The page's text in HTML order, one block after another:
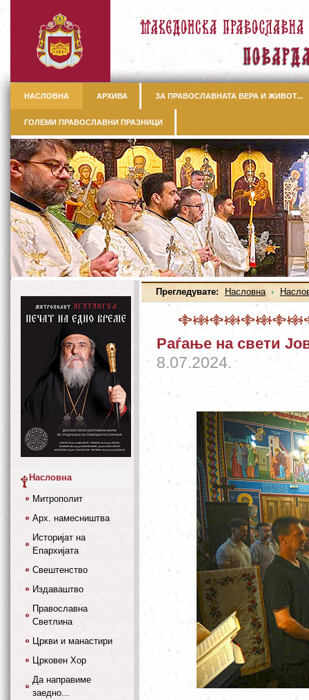
НАСЛОВНА АРХИВА ЗА ПРАВОСЛАВНАТА ВЕРА И ЖИВОТ...
ГОЛЕМИ ПРАВОСЛАВНИ ПРАЗНИЦИ
Прегледувате: Насловна
Раѓање на свети
8.07.2024.
Насловна
Митрополит
Арх. намесништва
Историјат на
Епархијата
Свештенство
Издаваштво
Православна
Светлина
Цркви и манастири
Црковен Хор
Да направиме
заедно...